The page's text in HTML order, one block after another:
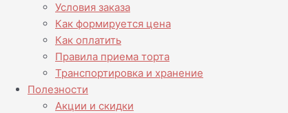
Условия заказа
Как формируется цена
Как оплатить
Правила приема торта
Транспортировка и хранение
Полезности
Акции и скидки